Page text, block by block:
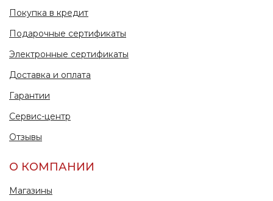
Покупка в кредит
Подарочные сертификаты
Электронные сертификаты
Доставка и оплата
Гарантии
Сервис-центр
Отзывы
О КОМПАНИИ
Магазины